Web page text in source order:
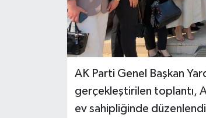
AK Parti Genel Başkan
gerçekleştirilen toplantı,
ev sahipliğinde